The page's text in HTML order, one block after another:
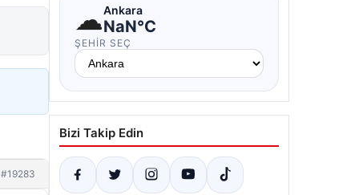
#19283
☁Ankara
NaN°C
ŞEHIR SEÇ
Bizi Takip Edin